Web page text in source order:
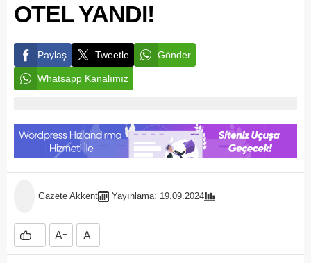
OTEL YANDI!
Paylaş Tweetle Gönder
Whatsapp Kanalımız
Gazete Akkent Yayınlama: 19.09.2024
A+ A-